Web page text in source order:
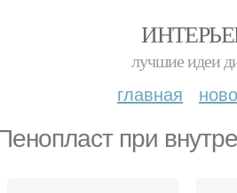
лучшие идеи
главная
при